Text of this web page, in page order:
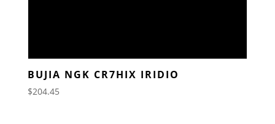
BUJIA NGK CR7HIX IRIDIO
$204.45